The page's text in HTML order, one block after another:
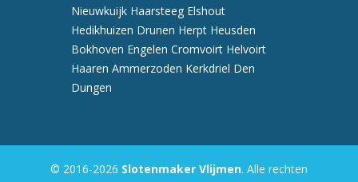
Nieuwkuijk Haarsteeg Elshout
Hedikhuizen Drunen Herpt Heusden
Bokhoven Engelen Cromvoirt Helvoirt
Haaren Ammerzoden Kerkdriel Den
Dungen
© 2016-2026 Slotenmaker Vlijmen. Alle rechten